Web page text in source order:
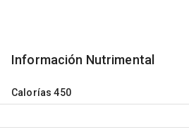
Información Nutrimental
Calorías 450